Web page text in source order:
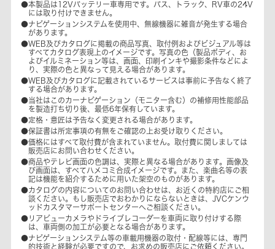
●本製品は12Vバッテリー車専用です。バス、トラック、RV車の24V
には取り付けできません。
●ナビゲーションシステムを使用中、無線機器に雑音が発生する場合
があります。
●WEB及びカタログに掲載の商品写真、取付例およびビジュアル等は
すべてカタログ表現上のイメージです。写真の色（製品ボディ、お
よびイルミネーション等は、画面、印刷インキや撮影条件などによ
り、実際の色と異なって見える場合があります。
●WEB及びカタログに記載されているサービスは事前に予告なく終了
する場合があります。
●当社はこのカーナビゲーション（モニター含む）の補修用性能部品
を製造打ち切り後、最低6年保有しています。
●定格・意匠は予告なく変更される場合があります。
●保証書は所定事項の有無をご確認の上お受け取りください。
●価格にはすべて取付費が含まれていません。取付費に関しましては
販売店にお問い合わせください。
●商品やテレビ画面の色調は、実際と異なる場合があります。画像及
び画面は、すべてハメコミ合成イメージです。また、楽曲名等の表
記は機能を紹介するために用いた架空のものがあります。
●カタログの内容についてのお問い合わせは、お近くの特約店にご相
談ください。もし販売店でおわかりにならないときは、JVCケンウ
ッドカスタマーサポートセンターへご相談ください。
●リアビューカメラやドライブレコーダーを車両に取り付けする際
は、車両側の加工が必要となる場合があります。
●ナビゲーションシステム等の車載用機器の取付・配線等には、専門
的技術と経験が必要ですので、お求めの販売店にご依頼ください。